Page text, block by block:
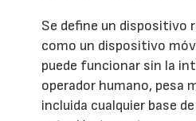
Se define un dispositivo
como un dispositivo
puede funcionar sin la
operador humano, pesa
incluida cualquier base